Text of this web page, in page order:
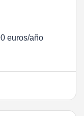
euros/año